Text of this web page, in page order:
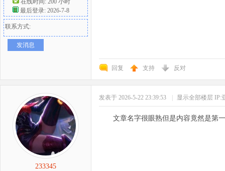
最后登录: 2026-7-8
联系方式:
发消息
回复 支持 反对
233345
发表于 2026-5-22 23:39:53 显示全部楼层 IP:
文章名字很眼熟但是内容竟然是第